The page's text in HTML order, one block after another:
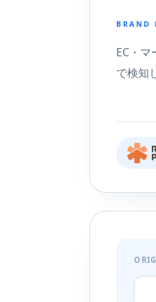
BRAND
EC・
で検知